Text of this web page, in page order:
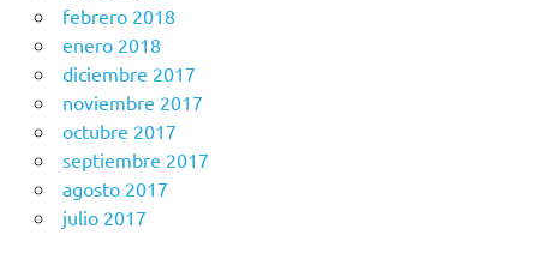
febrero 2018
enero 2018
diciembre 2017
noviembre 2017
octubre 2017
septiembre 2017
agosto 2017
julio 2017